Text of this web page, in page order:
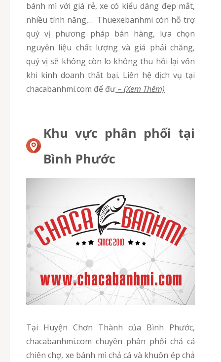
bánh mì với giá rẻ, xe có kiểu dáng đẹp mắt,
nhiều tính năng,… Thuexebanhmi còn hỗ trợ
quý vị phương pháp bán hàng, lựa chọn
nguyên liệu chất lượng và giá phải chăng,
quý vị sẽ không còn lo không thu hồi lại vốn
khi kinh doanh thất bại. Liên hệ dịch vụ tại
chacabanhmi.com để đư – (Xem Thêm)
Khu vực phân phối tại
Bình Phước
Tại Huyện Chơn Thành của Bình Phước,
chacabanhmi.com chuyên phân phối chả cá
chiên chợ, xe bánh mì chả cá và khuôn ép chả